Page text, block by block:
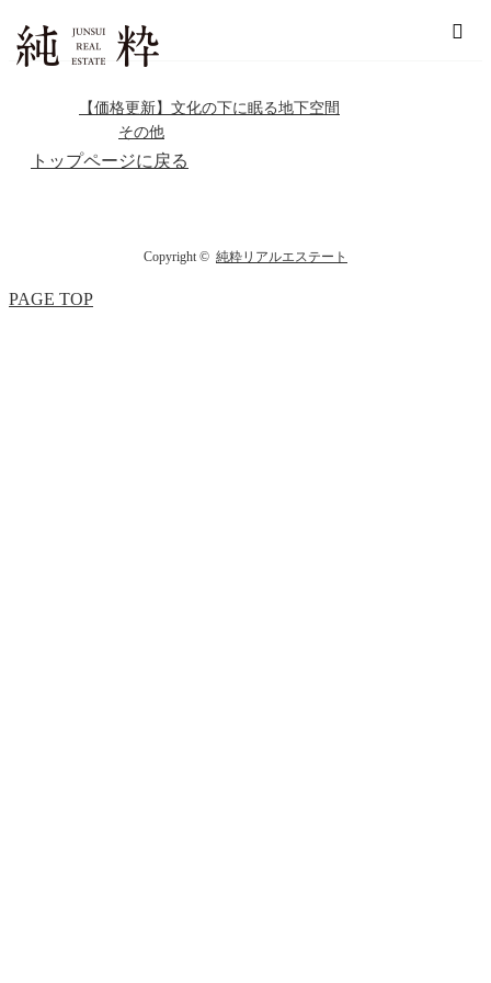
ホーム
【価格更新】文化の下に眠る地下空間
その他
トップページに戻る
Copyright © 純粋リアルエステート
PAGE TOP